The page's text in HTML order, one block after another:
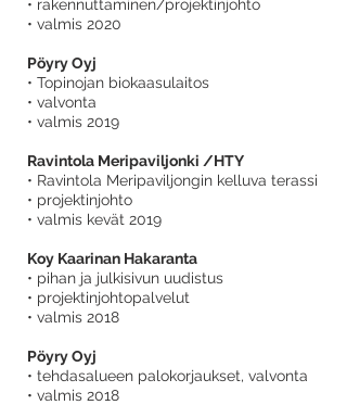
• rakennuttaminen/projektinjohto
• valmis 2020
Pöyry Oyj
• Topinojan biokaasulaitos
• valvonta
• valmis 2019
Ravintola Meripaviljonki /HTY
• Ravintola Meripaviljongin kelluva terassi
• projektinjohto
• valmis kevät 2019
Koy Kaarinan Hakaranta
• pihan ja julkisivun uudistus
• projektinjohtopalvelut
• valmis 2018
Pöyry Oyj
• tehdasalueen palokorjaukset, valvonta
• valmis 2018